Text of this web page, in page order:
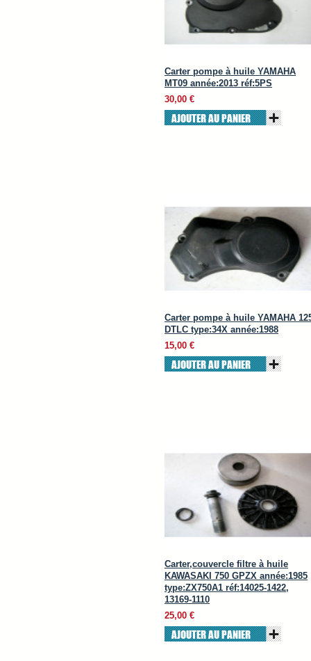
Carter pompe à huile YAMAHA
MT09 année:2013 réf:5PS
30,00 €
AJOUTER AU PANIER
Carter pompe à huile YAMAHA
DTLC type:34X année:1988
15,00 €
AJOUTER AU PANIER
Carter,couvercle filtre à huile
KAWASAKI 750 GPZX année:1985
type:ZX750A1 réf:14025-1422,
13169-1110
25,00 €
AJOUTER AU PANIER